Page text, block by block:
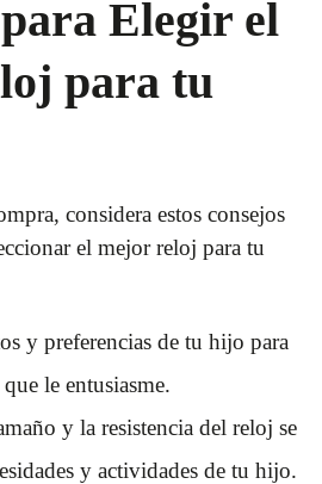
Elegir el
para tu
considera estos consejos
el mejor reloj para tu
y preferencias de tu hijo para
le entusiasme.
y la resistencia del reloj se
y actividades de tu hijo.